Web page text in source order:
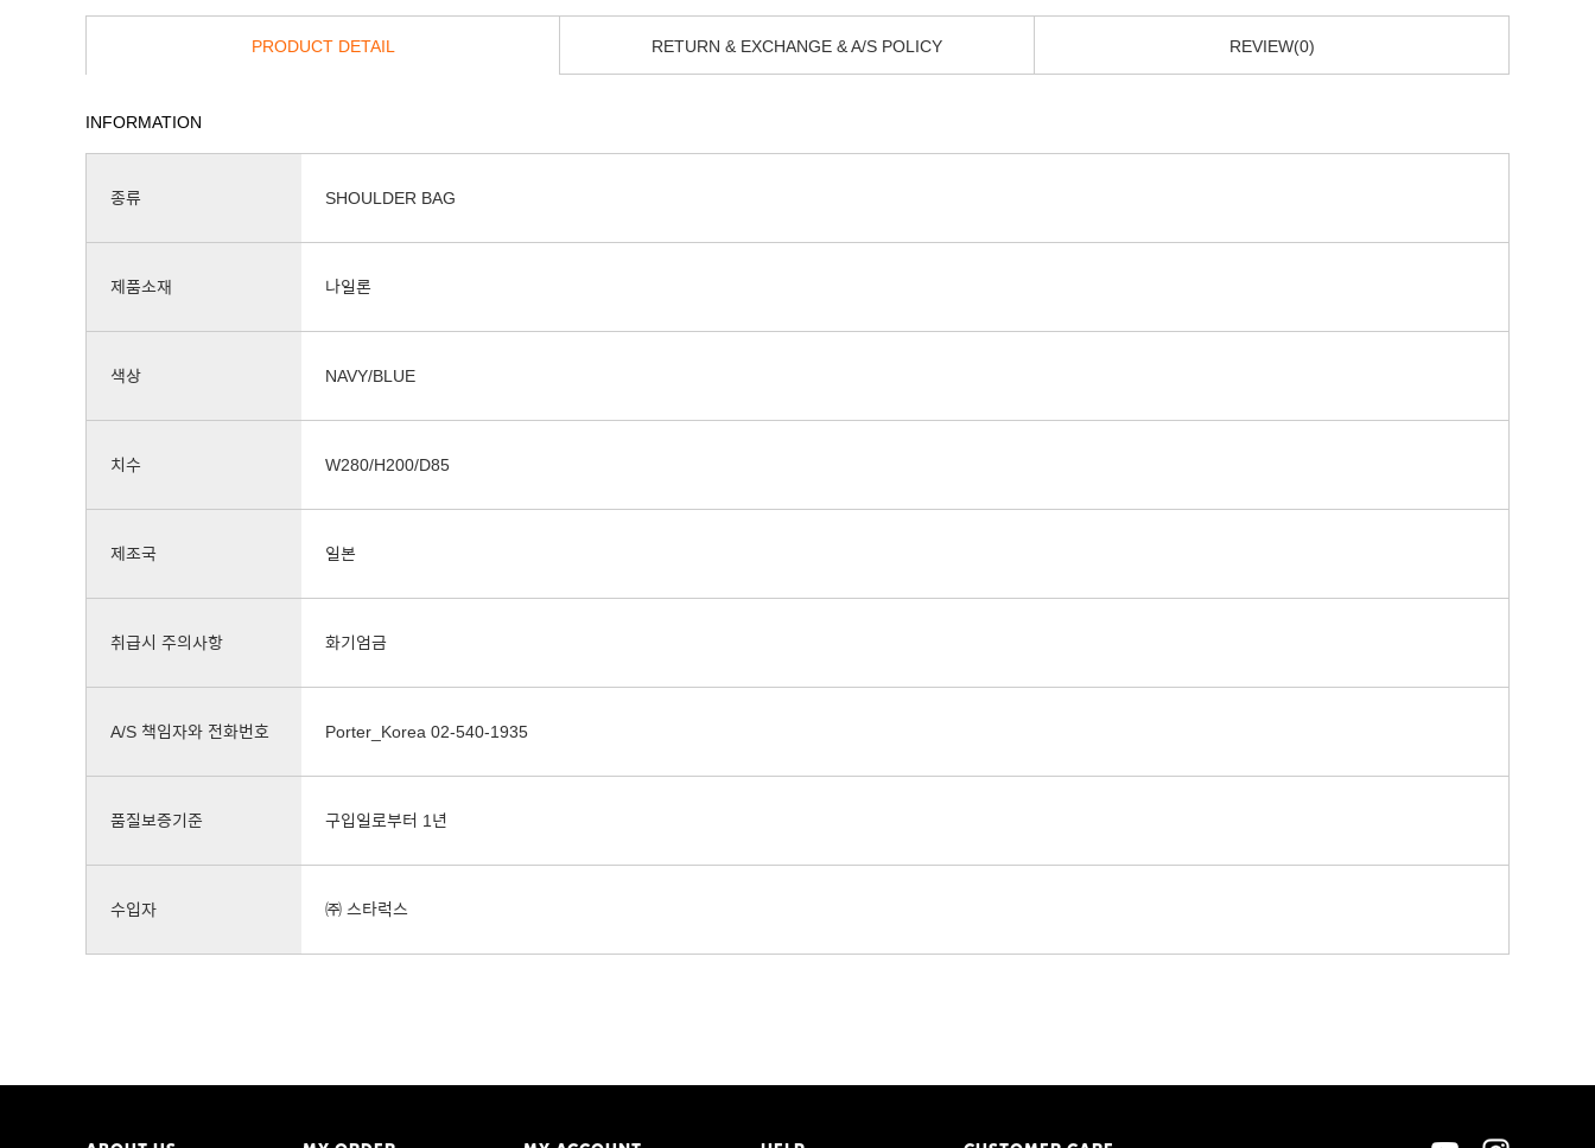
PRODUCT DETAIL RETURN & EXCHANGE & A/S POLICY REVIEW(0)
INFORMATION
종류 SHOULDER BAG
제품소재 나일론
색상 NAVY/BLUE
치수 W280/H200/D85
제조국 일본
취급시 주의사항 화기엄금
A/S 책임자와 전화번호 Porter_Korea 02-540-1935
품질보증기준 구입일로부터 1년
수입자 ㈜ 스타럭스